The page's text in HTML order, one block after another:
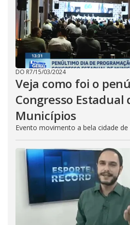
DO R7/15/03/2024
Veja como foi o
Congresso Estadual
Municípios
Evento movimento a bela cidade